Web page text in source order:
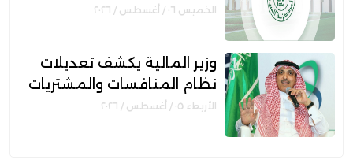
الرقمية لجهات التمويل
الخميس ٠٦ / أغسطس / ٢٠٢٦
وزير المالية يكشف تعديلات
نظام المنافسات والمشتريات
الحكومية الجديد
الأربعاء ٠٥ / أغسطس / ٢٠٢٦